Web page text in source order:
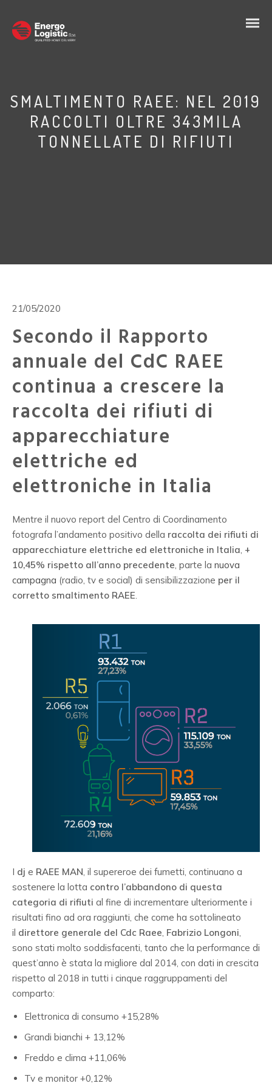
SMALTIMENTO RAEE: NEL 2019
RACCOLTI OLTRE 343MILA
TONNELLATE DI RIFIUTI
21/05/2020
Secondo il Rapporto
annuale del CdC RAEE
continua a crescere la
raccolta dei rifiuti di
apparecchiature
elettriche ed
elettroniche in Italia
Mentre il nuovo report del Centro di Coordinamento
fotografa l’andamento positivo della raccolta dei rifiuti di
apparecchiature elettriche ed elettroniche in Italia, +
10,45% rispetto all’anno precedente, parte la nuova
campagna (radio, tv e social) di sensibilizzazione per il
corretto smaltimento RAEE.
I dj e RAEE MAN, il supereroe dei fumetti, continuano a
sostenere la lotta contro l’abbandono di questa
categoria di rifiuti al fine di incrementare ulteriormente i
risultati fino ad ora raggiunti, che come ha sottolineato
il direttore generale del Cdc Raee, Fabrizio Longoni,
sono stati molto soddisfacenti, tanto che la performance di
quest’anno è stata la migliore dal 2014, con dati in crescita
rispetto al 2018 in tutti i cinque raggruppamenti del
comparto:
Elettronica di consumo +15,28%
Grandi bianchi + 13,12%
Freddo e clima +11,06%
Tv e monitor +0,12%